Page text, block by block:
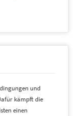
und
kämpft die
einen